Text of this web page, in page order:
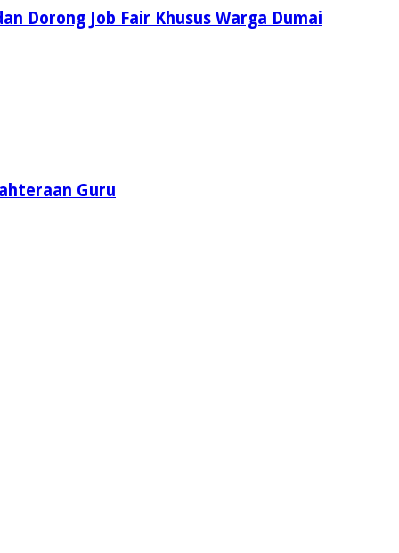
Dorong Job Fair Khusus Warga Dumai
Guru